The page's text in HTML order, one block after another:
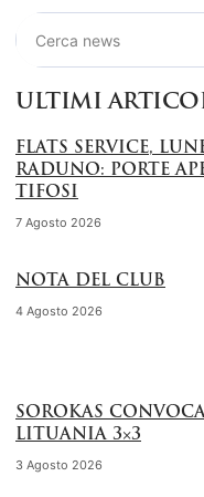
ULTIMI
FLATS SERVICE,
RADUNO: PORTE
TIFOSI
7 Agosto 2026
NOTA DEL CLUB
4 Agosto 2026
SOROKAS
LITUANIA 3×3
3 Agosto 2026